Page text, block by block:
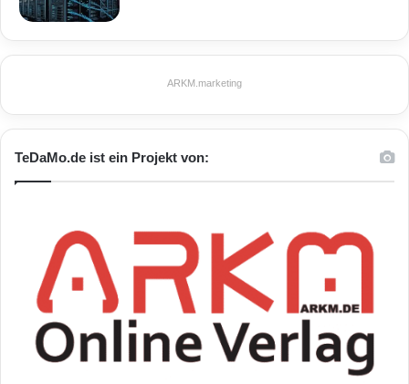
ARKM.marketing
TeDaMo.de ist ein Projekt von: